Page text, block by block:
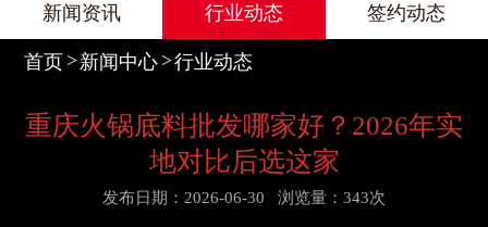
新闻资讯 行业动态 签约动态
首页 新闻中心 行业动态
重庆火锅底料批发哪家好？2026年实
地对比后选这家
发布日期：2026-06-30 浏览量：343次